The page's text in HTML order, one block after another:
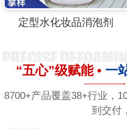
定型水化妆品消泡剂
“五心”级赋能 • 一
8700+产品覆盖38+行业，
到交付